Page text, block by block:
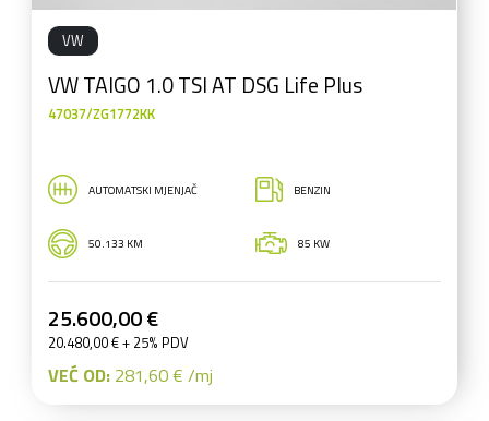
VW
VW TAIGO 1.0 TSI AT DSG Life Plus
47037/ZG1772KK
AUTOMATSKI MJENJAČ BENZIN
50.133 KM 85 KW
25.600,00 €
20.480,00 € + 25% PDV
VEĆ OD: 281,60 € /mj